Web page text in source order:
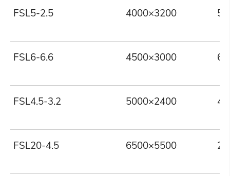
FSL5-2.5 4000×3200 5
FSL6-6.6 4500×3000 6
FSL4.5-3.2 5000×2400
FSL20-4.5 6500×5500 20